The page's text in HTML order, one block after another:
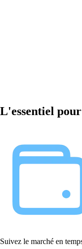
L'essentiel
Suivez le marché en